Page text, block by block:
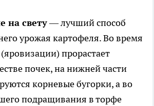
на свету— лучший способ
урожая картофеля. Во время
прорастает
почек, на нижней части
корневые бугорки, а во
подращивания в торфе